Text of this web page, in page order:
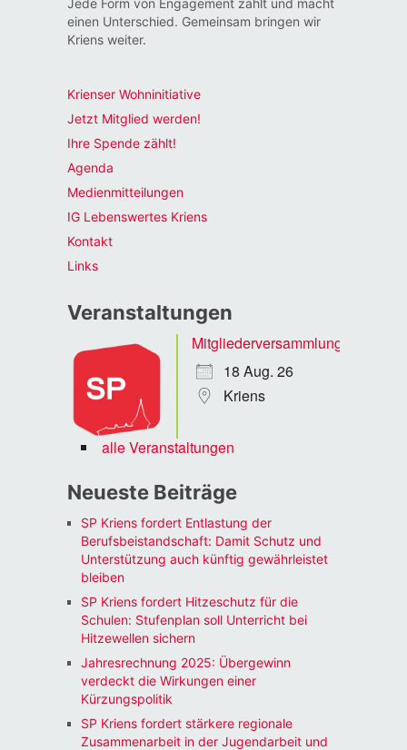
einen Unterschied. Gemeinsam bringen wir
Kriens weiter.
Krienser Wohninitiative
Jetzt Mitglied werden!
Ihre Spende zählt!
Agenda
Medienmitteilungen
IG Lebenswertes Kriens
Kontakt
Links
Veranstaltungen
Mitgliederversammlung
18 Aug. 26
Kriens
alle Veranstaltungen
Neueste Beiträge
SP Kriens fordert Entlastung der
Berufsbeistandschaft: Damit Schutz und
Unterstützung auch künftig gewährleistet
bleiben
SP Kriens fordert Hitzeschutz für die
Schulen: Stufenplan soll Unterricht bei
Hitzewellen sichern
Jahresrechnung 2025: Übergewinn
verdeckt die Wirkungen einer
Kürzungspolitik
SP Kriens fordert stärkere regionale
Zusammenarbeit in der Jugendarbeit und